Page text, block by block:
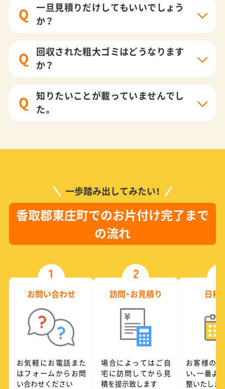
Q
一旦見積りだけしてもいいでしょう
か？
Q
回収された粗大ゴミはどうなります
か？
Q
知りたいことが載っていませんでし
た。
一歩踏み出してみたい！
香取郡東庄町でのお片付け完了まで
の流れ
1
お問い合わせ
お気軽にお電話また
はフォームからお問
い合わせください
2
訪問・お見積り
場合によってはご自
宅に訪問してから見
積を提示致します
日程
お客様の
い、一番よ
整いたしま